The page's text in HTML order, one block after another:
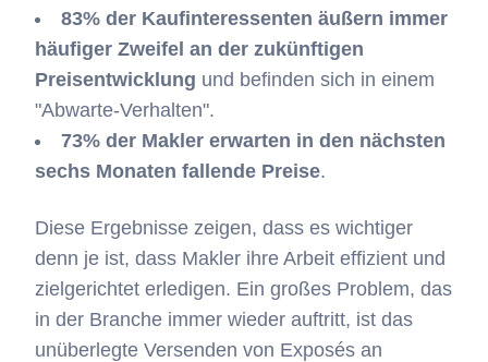
83% der Kaufinteressenten äußern immer
häufiger Zweifel an der zukünftigen
Preisentwicklung und befinden sich in einem
"Abwarte-Verhalten".
73% der Makler erwarten in den nächsten
sechs Monaten fallende Preise.
Diese Ergebnisse zeigen, dass es wichtiger
denn je ist, dass Makler ihre Arbeit effizient und
zielgerichtet erledigen. Ein großes Problem, das
in der Branche immer wieder auftritt, ist das
unüberlegte Versenden von Exposés an